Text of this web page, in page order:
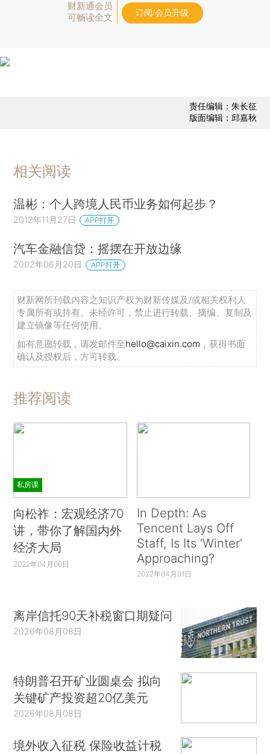
财新通会员
可畅读全文
订阅/会员升级
责任编辑：朱长征
版面编辑：邱嘉秋
相关阅读
温彬：个人跨境人民币业务如何起步？
2012年11月27日 APP打开
汽车金融信贷：摇摆在开放边缘
2002年06月20日 APP打开
财新网所刊载内容之知识产权为财新传媒及/或相关权利人
专属所有或持有。未经许可，禁止进行转载、摘编、复制及
建立镜像等任何使用。
如有意愿转载，请发邮件至hello@caixin.com ，获得书面
确认及授权后，方可转载。
推荐阅读
私房课
向松祚：宏观经济70
讲，带你了解国内外
经济大局
2022年04月06日
In Depth: As
Tencent Lays Off
Staff, Is Its ‘Winter’
Approaching?
2022年04月01日
离岸信托90天补税窗口期疑问
2026年08月08日
特朗普召开矿业圆桌会 拟向
关键矿产投资超20亿美元
2026年08月08日
境外收入征税 保险收益计税